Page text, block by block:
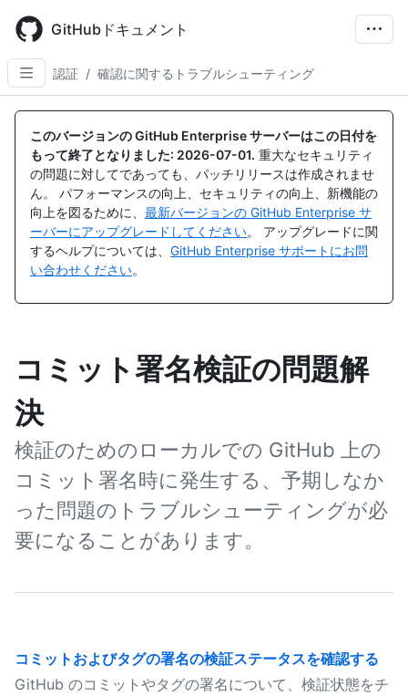
main
content
GitHubドキュメント
認証 / 確認に関するトラブルシューティング
このバージョンの GitHub Enterprise サーバーはこの日付を
もって終了となりました: 2026-07-01. 重大なセキュリティ
の問題に対してであっても、パッチリリースは作成されませ
ん。 パフォーマンスの向上、セキュリティの向上、新機能の
向上を図るために、 最新バージョンの GitHub Enterprise サ
ーバーにアップグレードしてください。 アップグレードに関
するヘルプについては、 GitHub Enterprise サポートにお問
い合わせください。
コミット署名検証の問題解
決
検証のためのローカルでの GitHub 上の
コミット署名時に発生する、予期しなか
った問題のトラブルシューティングが必
要になることがあります。
コミットおよびタグの署名の検証ステータスを確認する
GitHub のコミットやタグの署名について、検証状態をチ